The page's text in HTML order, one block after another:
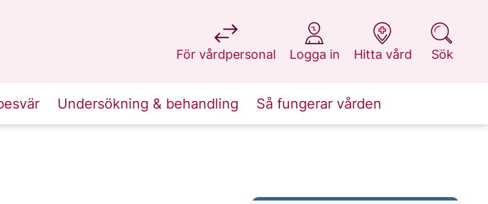
För vårdpersonal
på 1177.se
Logga in
på 1177.se
Hitta vård
på 1177.se
Sök
på 1177.se
Undersökning & behandling Så fungerar vården